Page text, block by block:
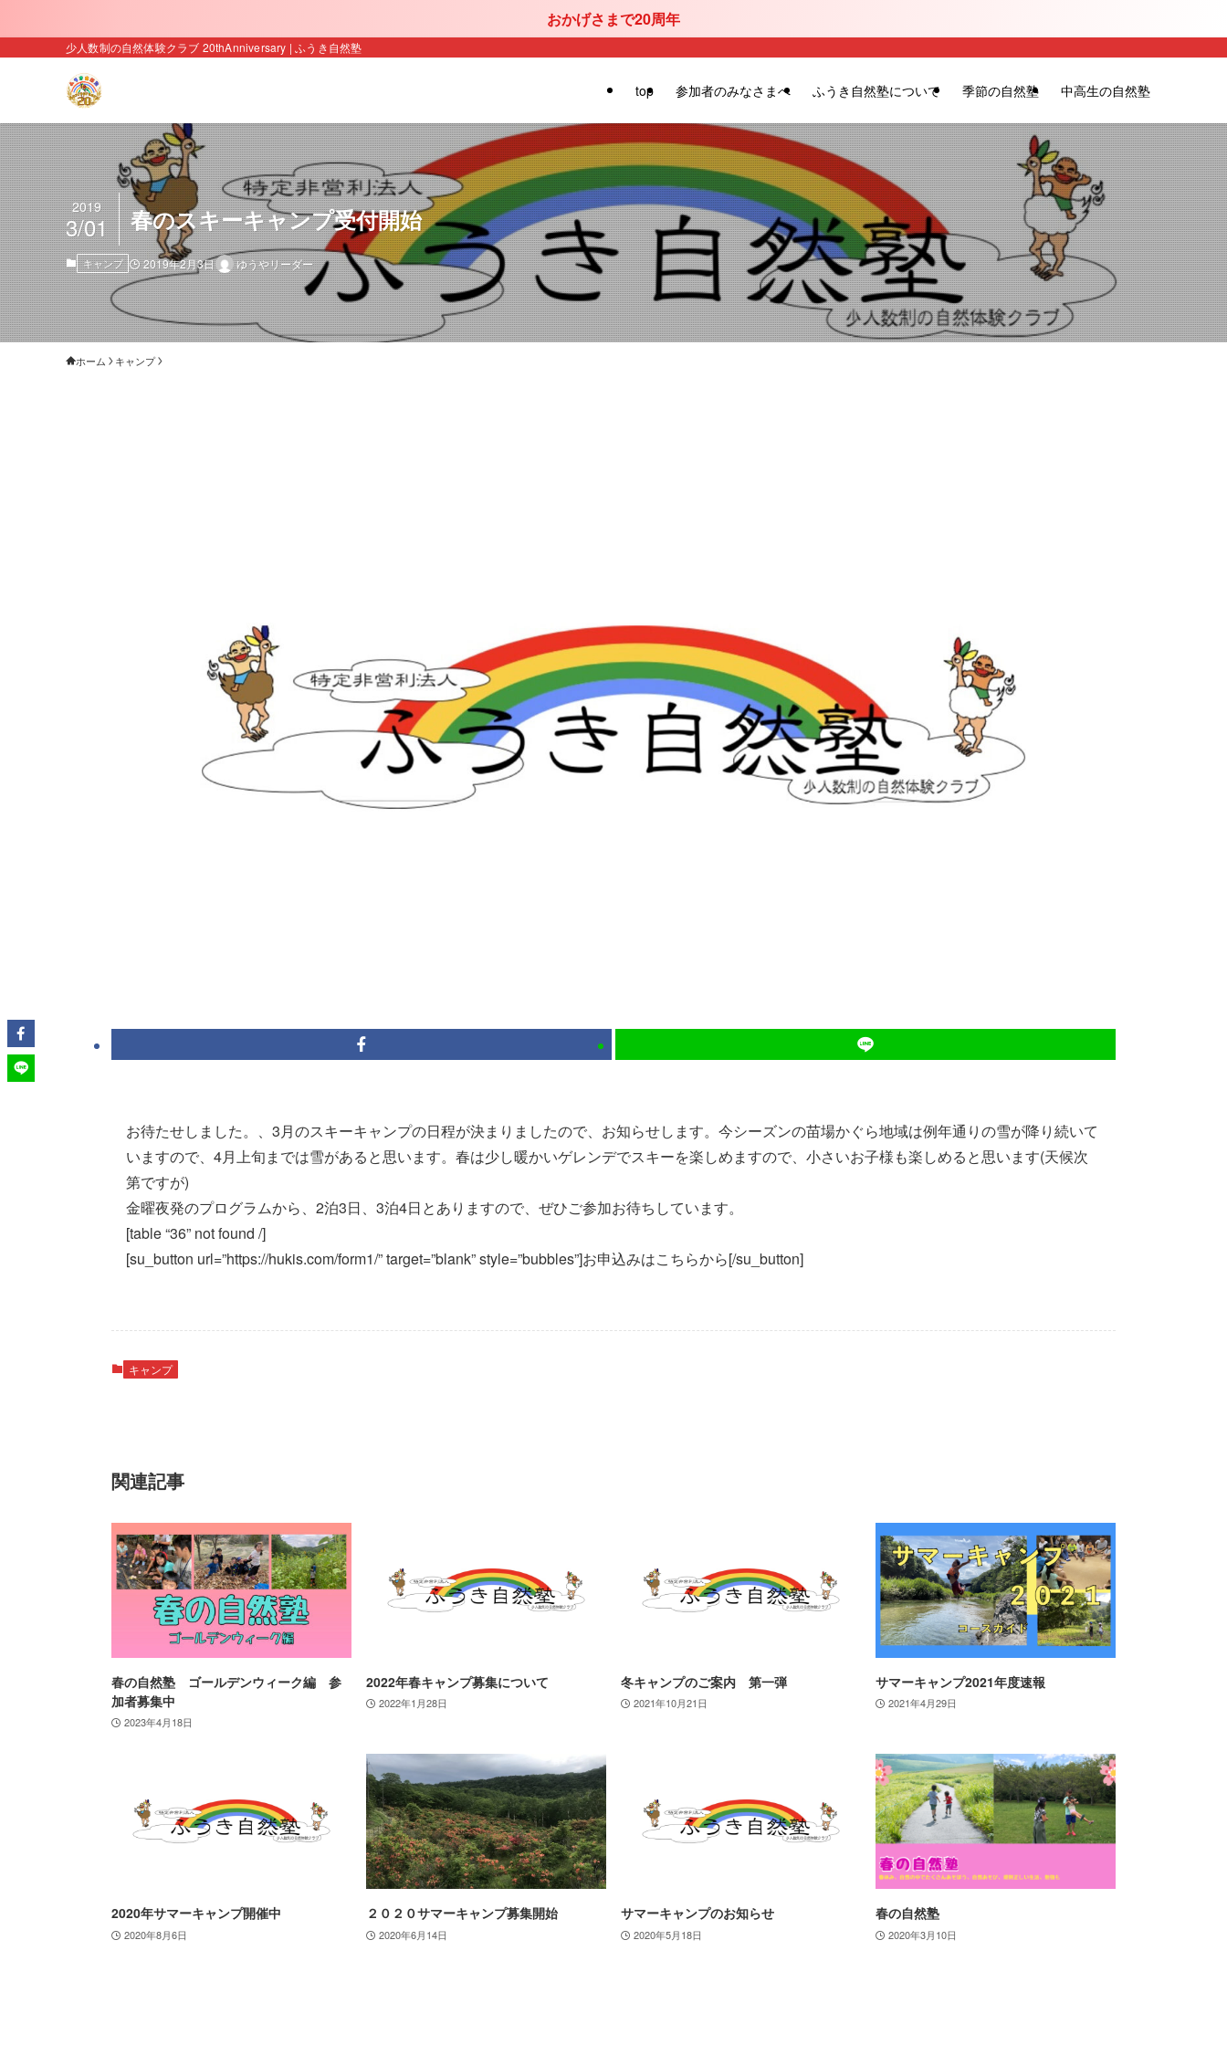
おかげさまで20周年
少人数制の自然体験クラブ 20thAnniversary | ふうき自然塾
top 参加者のみなさまへ ふうき自然塾について 季節の自然塾 中高生の自然塾
春のスキーキャンプ受付開始
2019
3/01
キャンプ 2019年2月3日 ゆうやリーダー
ホーム キャンプ
お待たせしました。、3月のスキーキャンプの日程が決まりましたので、お知らせします。今シーズンの苗場かぐら地域は例年通りの雪が降り続いて
いますので、4月上旬までは雪があると思います。春は少し暖かいゲレンデでスキーを楽しめますので、小さいお子様も楽しめると思います(天候次
第ですが)
金曜夜発のプログラムから、2泊3日、3泊4日とありますので、ぜひご参加お待ちしています。
[table “36” not found /]
[su_button url=”https://hukis.com/form1/” target=”blank” style=”bubbles”]お申込みはこちらから[/su_button]
キャンプ
関連記事
春の自然塾 ゴールデンウィーク編 参
加者募集中
2023年4月18日
2022年春キャンプ募集について
2022年1月28日
冬キャンプのご案内 第一弾
2021年10月21日
サマーキャンプ2021年度速報
2021年4月29日
2020年サマーキャンプ開催中
2020年8月6日
２０２０サマーキャンプ募集開始
2020年6月14日
サマーキャンプのお知らせ
2020年5月18日
春の自然塾
2020年3月10日